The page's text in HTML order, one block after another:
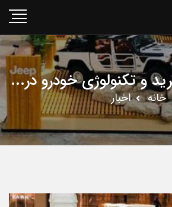
و تکنولوژی خودرو در...
خانه اخبار